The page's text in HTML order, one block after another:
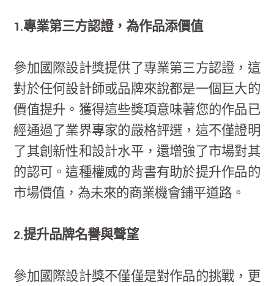
1.專業第三方認證，為作品添價值
參加國際設計獎提供了專業第三方認證，這
對於任何設計師或品牌來說都是一個巨大的
價值提升。獲得這些獎項意味著您的作品已
經通過了業界專家的嚴格評選，這不僅證明
了其創新性和設計水平，還增強了市場對其
的認可。這種權威的背書有助於提升作品的
市場價值，為未來的商業機會鋪平道路。
2.提升品牌名譽與聲望
參加國際設計獎不僅僅是對作品的挑戰，更